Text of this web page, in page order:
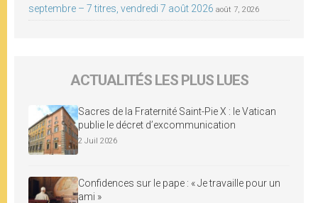
septembre – 7 titres, vendredi 7 août 2026 août 7, 2026
ACTUALITÉS LES PLUS LUES
Sacres de la Fraternité Saint-Pie X : le Vatican
publie le décret d’excommunication
2 Juil 2026
Confidences sur le pape : « Je travaille pour un
ami »